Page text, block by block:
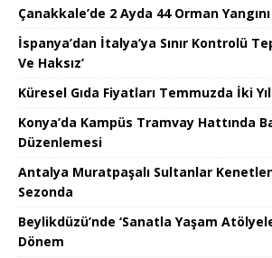
Çanakkale’de 2 Ayda 44 Orman Yangını
İspanya’dan İtalya’ya Sınır Kontrolü
Ve Haksız’
Küresel Gıda Fiyatları Temmuzda İki
Konya’da Kampüs Tramvay Hattında
Düzenlemesi
Antalya Muratpaşalı Sultanlar
Sezonda
Beylikdüzü’nde ‘Sanatla Yaşam
Dönem